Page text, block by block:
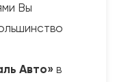
Вы
Авто» в